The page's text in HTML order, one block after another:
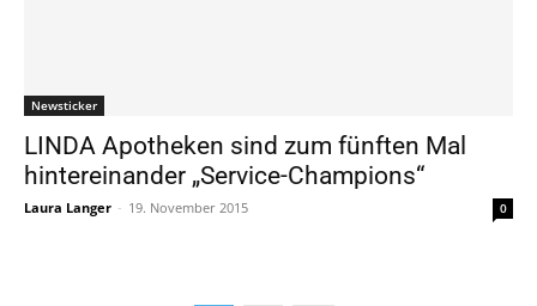
Newsticker
LINDA Apotheken sind zum fünften Mal
hintereinander „Service-Champions“
Laura Langer - 19. November 2015 0